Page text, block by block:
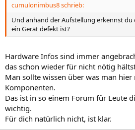
cumulonimbus8 schrieb:
Und anhand der Aufstellung erkennst du
ein Gerät defekt ist?
Hardware Infos sind immer
das schon wieder für nicht nötig
Man sollte wissen über was man
Komponenten.
Das ist in so einem Forum für Leute
wichtig.
Für dich natürlich nicht, ist klar.